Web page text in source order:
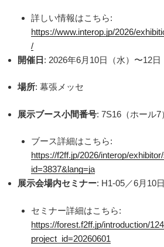
詳しい情報はこちら:
https://www.interop.jp/2026/
/
開催日 : 2026年6月10日（水）〜12日
場所: 幕張メッセ
展示ブース小間番号: 7S16（ホール7
ブース詳細はこちら:
https://f2ff.jp/2026/interop/
id=3837&lang=ja
展示会場内セミナー: H1-05／6月10
セミナー詳細はこちら:
https://forest.f2ff.jp/introduction/
project_id=20260601